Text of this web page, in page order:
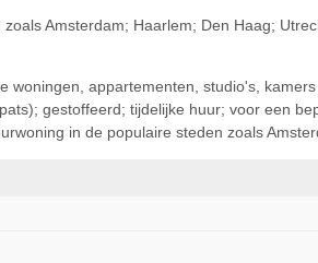
Amsterdam; Haarlem; Den Haag;
woningen, appartementen, studio's,
gestoffeerd; tijdelijke huur; voor een
in de populaire steden zoals